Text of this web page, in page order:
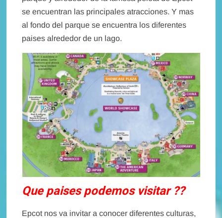
se encuentran las principales atracciones. Y mas
al fondo del parque se encuentra los diferentes
paises alrededor de un lago.
Que paises podemos visitar ??
Epcot nos va invitar a conocer diferentes culturas,